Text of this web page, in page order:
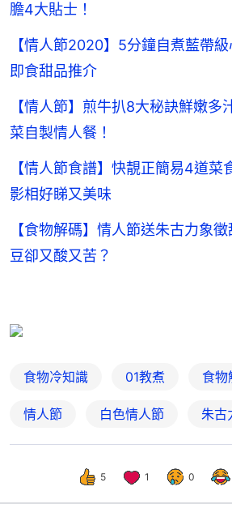
膽4大貼士！
【情人節2020】5分鐘自煮藍帶
即食甜品推介
【情人節】煎牛扒8大秘訣鮮嫩
菜自製情人餐！
【情人節食譜】快靚正簡易4道菜
影相好睇又美味
【食物解碼】情人節送朱古力象
豆卻又酸又苦？
食物冷知識 01教煮 食物
情人節 白色情人節 朱古
5 1 0